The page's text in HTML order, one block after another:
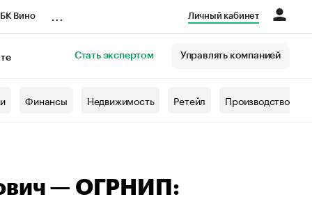
Вино Личный кабинет
Стать экспертом Управлять компанией
Финансы Недвижимость Ретейл Производство
— ОГРНИП: